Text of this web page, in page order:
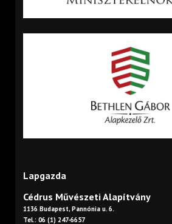
Lapgazda
Cédrus Művészeti Alapítvány
1136 Budapest, Pannónia u. 6.
Tel.: 06 (1) 247-6657